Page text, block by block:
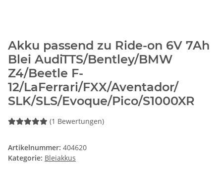
Akku passend zu Ride-on 6V 7Ah
Blei AudiTTS/Bentley/BMW
Z4/Beetle F-
12/LaFerrari/FXX/Aventador/
SLK/SLS/Evoque/Pico/S1000XR
(1 Bewertungen)
Artikelnummer: 404620
Kategorie: Bleiakkus